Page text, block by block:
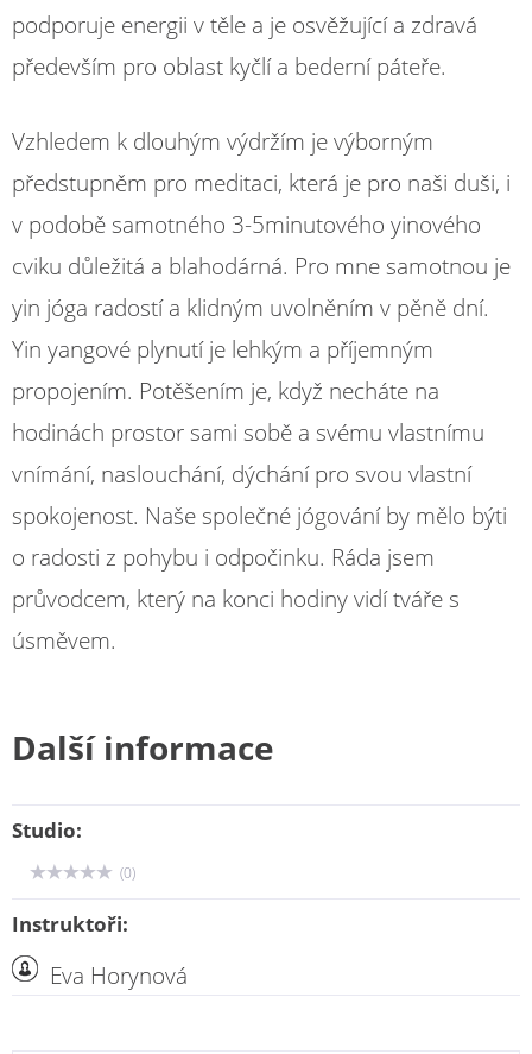
podporuje energii v těle a je osvěžující a zdravá
především pro oblast kyčlí a bederní páteře.
Vzhledem k dlouhým výdržím je výborným
předstupněm pro meditaci, která je pro naši duši, i
v podobě samotného 3-5minutového yinového
cviku důležitá a blahodárná. Pro mne samotnou je
yin jóga radostí a klidným uvolněním v pěně dní.
Yin yangové plynutí je lehkým a příjemným
propojením. Potěšením je, když necháte na
hodinách prostor sami sobě a svému vlastnímu
vnímání, naslouchání, dýchání pro svou vlastní
spokojenost. Naše společné jógování by mělo býti
o radosti z pohybu i odpočinku. Ráda jsem
průvodcem, který na konci hodiny vidí tváře s
úsměvem.
Další informace
Studio:
(0)
Instruktoři:
Eva Horynová